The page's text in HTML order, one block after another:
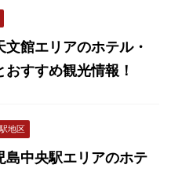
文館エリアのホテル・
おすすめ観光情報！
地区
島中央駅エリアのホテ